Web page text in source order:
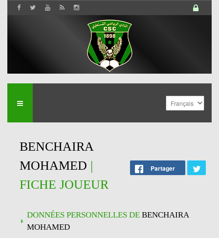
BENCHAIRA
MOHAMED |
FICHE JOUEUR
Partager
DONNÉES PERSONNELLES DE BENCHAIRA
MOHAMED